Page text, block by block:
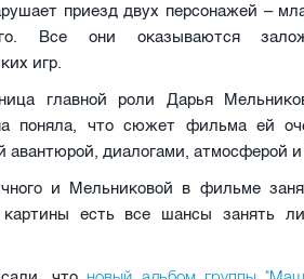
приезд двух персонажей –
Все они оказываются
игр.
главной роли Дарья
поняла, что сюжет фильма ей
авантюрой, диалогами, атмосферой
и Мельниковой в фильме
есть все шансы занять